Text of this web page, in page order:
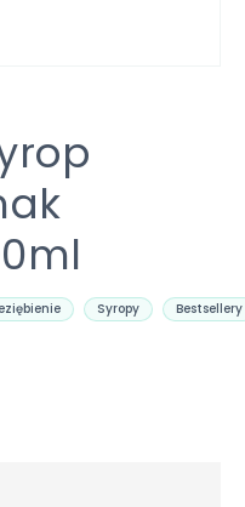
Syropy Bestsellery